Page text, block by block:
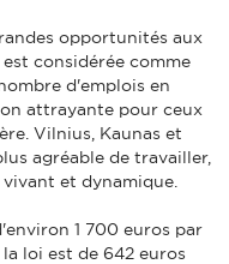
opportunités aux
considérée comme
d'emplois en
attrayante pour ceux
Vilnius, Kaunas et
agréable de travailler,
et dynamique.
1 700 euros par
loi est de 642 euros